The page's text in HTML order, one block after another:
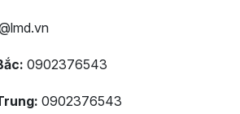
0902376543
0902376543